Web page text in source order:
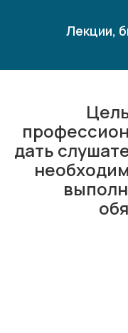
Лекции,
дать